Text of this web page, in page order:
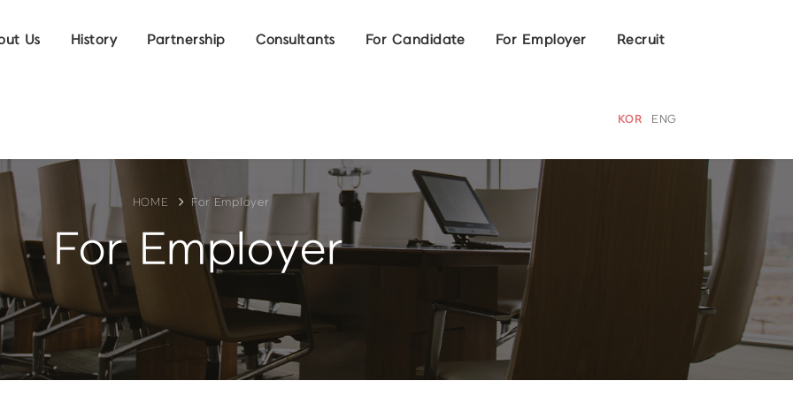
Us History Partnership Consultants For Candidate For Employer Recruit
KOR ENG
HOME For Employer
For Employer